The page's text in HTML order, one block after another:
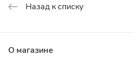
Назад к списку
О магазине